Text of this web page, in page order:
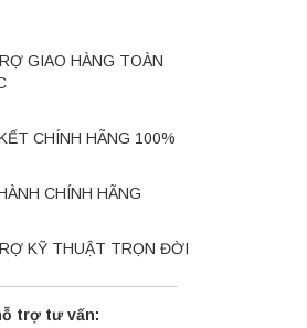
GIAO HÀNG TOÀN
CHÍNH HÃNG 100%
CHÍNH HÃNG
KỸ THUẬT TRỌN ĐỜI
trợ tư vấn: